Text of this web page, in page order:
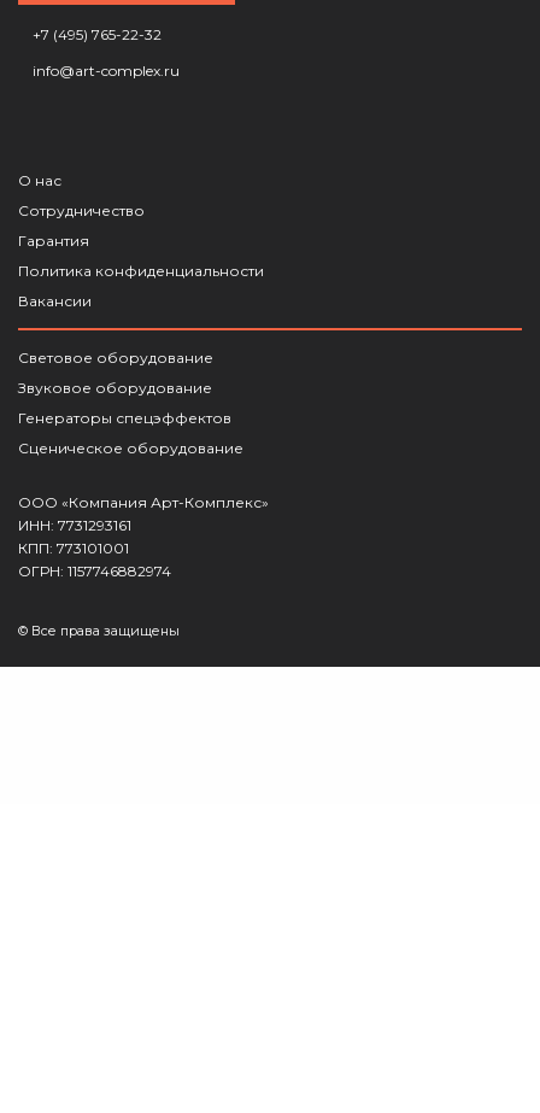
+7 (495) 765-22-32
info@art-complex.ru
О нас
Сотрудничество
Гарантия
Политика конфиденциальности
Вакансии
Световое оборудование
Звуковое оборудование
Генераторы спецэффектов
Сценическое оборудование
ООО «Компания Арт-Комплекс»
ИНН: 7731293161
КПП: 773101001
ОГРН: 1157746882974
© Все права защищены